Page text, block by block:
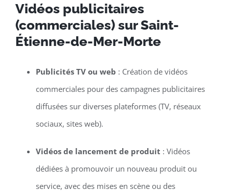
Vidéos publicitaires
(commerciales) sur Saint-
Étienne-de-Mer-Morte
Publicités TV ou web : Création de vidéos
commerciales pour des campagnes publicitaires
diffusées sur diverses plateformes (TV, réseaux
sociaux, sites web).
Vidéos de lancement de produit : Vidéos
dédiées à promouvoir un nouveau produit ou
service, avec des mises en scène ou des